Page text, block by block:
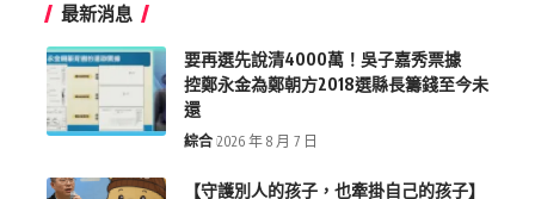
最新消息
要再選先說清4000萬！吳子嘉秀票據
控鄭永金為鄭朝方2018選縣長籌錢至今未
還
綜合 2026 年 8 月 7 日
【守護別人的孩子，也牽掛自己的孩子】